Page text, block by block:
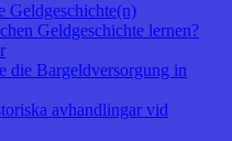
Geldgeschichte(n)
Geldgeschichte lernen?
die Bargeldversorgung in
avhandlingar vid